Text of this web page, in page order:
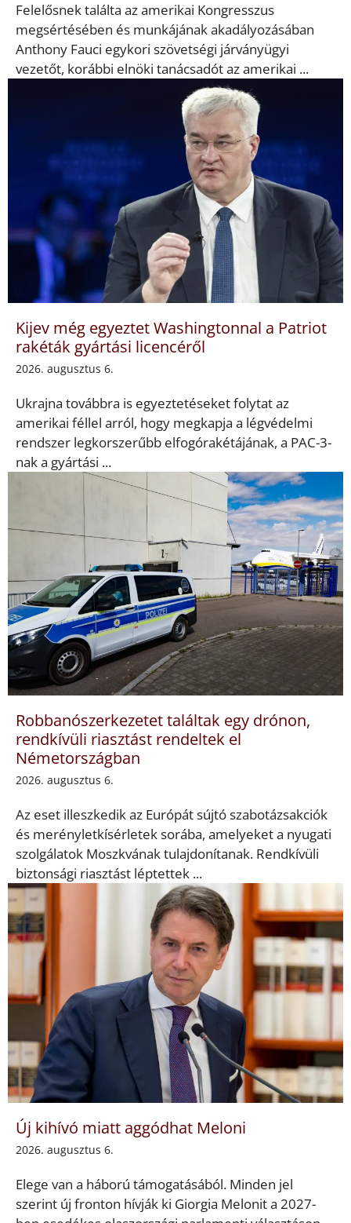
Felelősnek találta az amerikai Kongresszus
megsértésében és munkájának akadályozásában
Anthony Fauci egykori szövetségi járványügyi
vezetőt, korábbi elnöki tanácsadót az amerikai ...
Kijev még egyeztet Washingtonnal a Patriot
rakéták gyártási licencéről
2026. augusztus 6.
Ukrajna továbbra is egyeztetéseket folytat az
amerikai féllel arról, hogy megkapja a légvédelmi
rendszer legkorszerűbb elfogórakétájának, a PAC-3-
nak a gyártási ...
Robbanószerkezetet találtak egy drónon,
rendkívüli riasztást rendeltek el
Németországban
2026. augusztus 6.
Az eset illeszkedik az Európát sújtó szabotázsakciók
és merényletkísérletek sorába, amelyeket a nyugati
szolgálatok Moszkvának tulajdonítanak. Rendkívüli
biztonsági riasztást léptettek ...
Új kihívó miatt aggódhat Meloni
2026. augusztus 6.
Elege van a háború támogatásából. Minden jel
szerint új fronton hívják ki Giorgia Melonit a 2027-